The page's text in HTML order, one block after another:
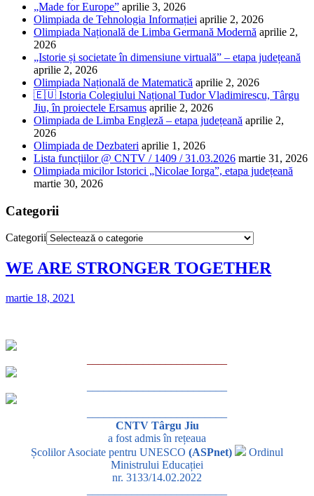
„Made for Europe” aprilie 3, 2026
Olimpiada de Tehnologia Informației aprilie 2, 2026
Olimpiada Națională de Limba Germană Modernă aprilie 2,
2026
„Istorie și societate în dimensiune virtuală” – etapa județeană
aprilie 2, 2026
Olimpiada Națională de Matematică aprilie 2, 2026
🇪🇺 Istoria Colegiului Național Tudor Vladimirescu, Târgu
Jiu, în proiectele Ersamus aprilie 2, 2026
Olimpiada de Limba Engleză – etapa județeană aprilie 2,
2026
Olimpiada de Dezbateri aprilie 1, 2026
Lista funcțiilor @ CNTV / 1409 / 31.03.2026 martie 31, 2026
Olimpiada micilor Istorici „Nicolae Iorga”, etapa județeană
martie 30, 2026
Categorii
Categorii
WE ARE STRONGER TOGETHER
martie 18, 2021
CNTV Târgu Jiu
a fost admis în rețeaua
Școlilor Asociate pentru UNESCO (ASPnet)
Ordinul
Ministrului Educației
nr. 3133/14.02.2022